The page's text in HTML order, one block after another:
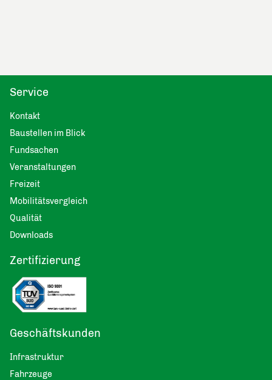
Service
Kontakt
Baustellen im Blick
Fundsachen
Veranstaltungen
Freizeit
Mobilitätsvergleich
Qualität
Downloads
Zertifizierung
Geschäftskunden
Infrastruktur
Fahrzeuge